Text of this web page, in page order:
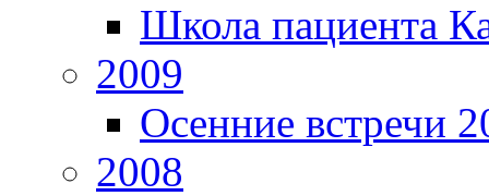
Школа пациента
2009
Осенние встречи
2008